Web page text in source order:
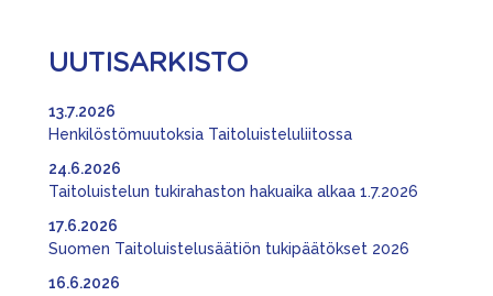
UUTISARKISTO
Henkilöstömuutoksia Taitoluisteluliitossa
13.7.2026
Taitoluistelun tukirahaston hakuaika alkaa 1.7.2026
24.6.2026
Suomen Taitoluistelusäätiön tukipäätökset 2026
17.6.2026
16.6.2026